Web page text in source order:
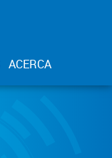
ACERCA